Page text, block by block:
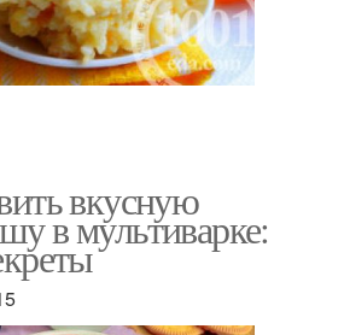
вкусную
в мультиварке: